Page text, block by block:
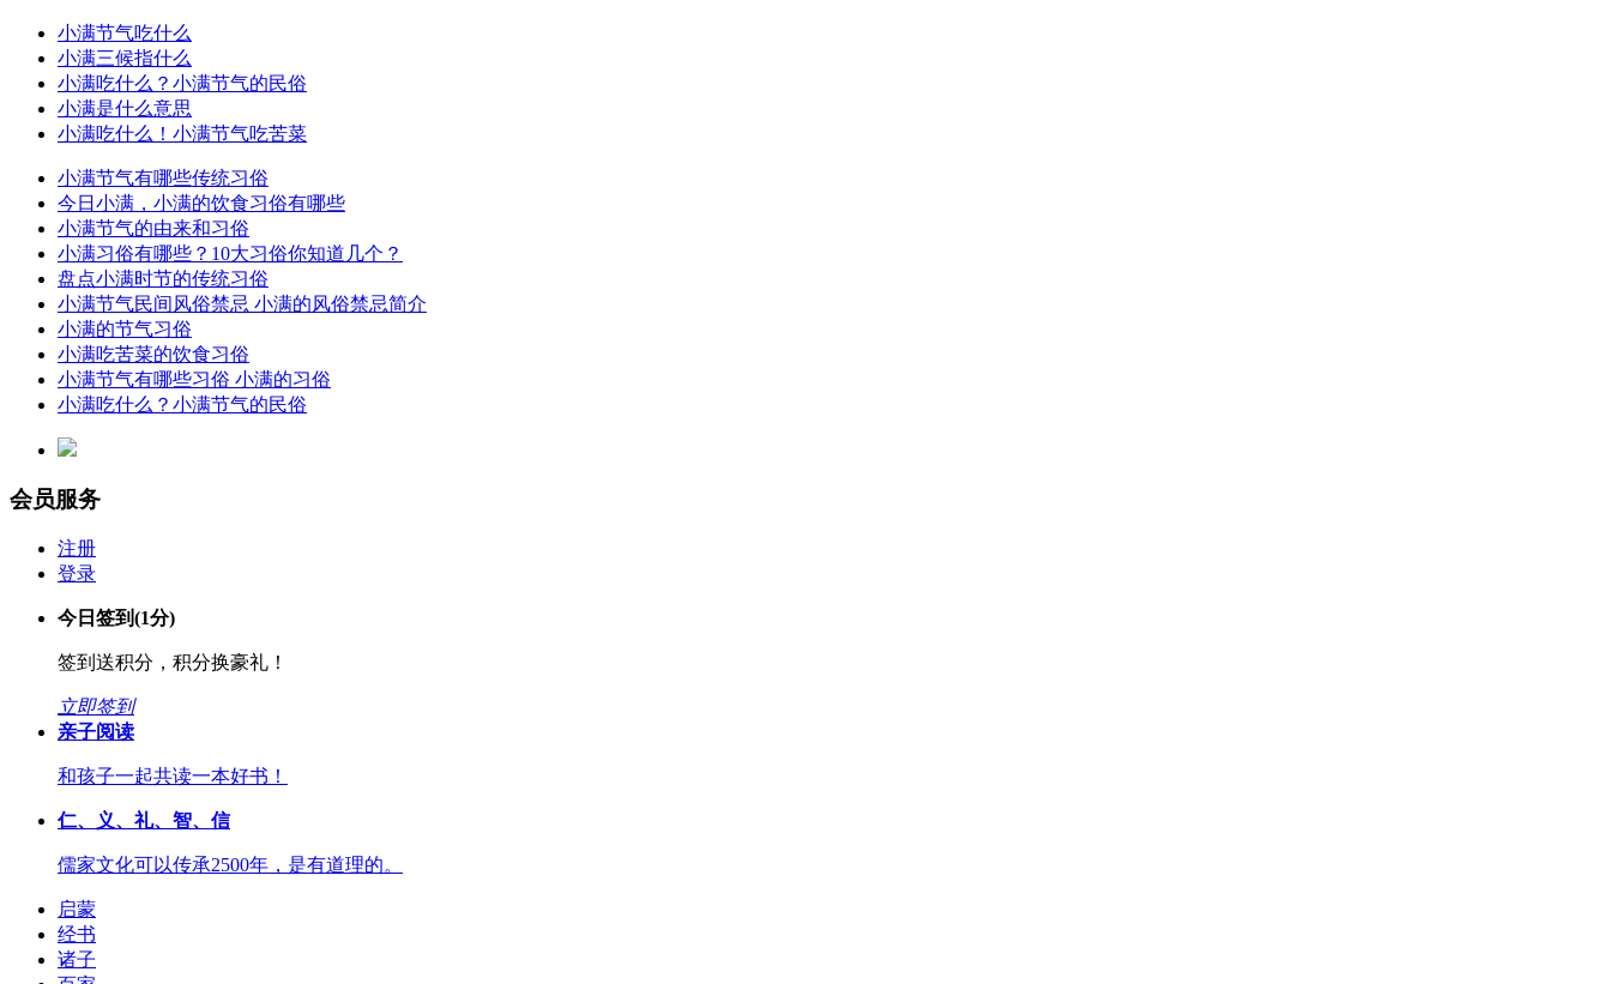
小满节气吃什么
小满三候指什么
小满吃什么？小满节气的民俗
小满是什么意思
小满吃什么！小满节气吃苦菜
小满节气有哪些传统习俗
今日小满，小满的饮食习俗有哪些
小满节气的由来和习俗
小满习俗有哪些？10大习俗你知道几个？
盘点小满时节的传统习俗
小满节气民间风俗禁忌 小满的风俗禁忌简介
小满的节气习俗
小满吃苦菜的饮食习俗
小满节气有哪些习俗 小满的习俗
小满吃什么？小满节气的民俗
会员服务
注册
登录
今日签到(1分)
签到送积分，积分换豪礼！
立即签到
亲子阅读
和孩子一起共读一本好书！
仁、义、礼、智、信
儒家文化可以传承2500年，是有道理的。
启蒙
经书
诸子